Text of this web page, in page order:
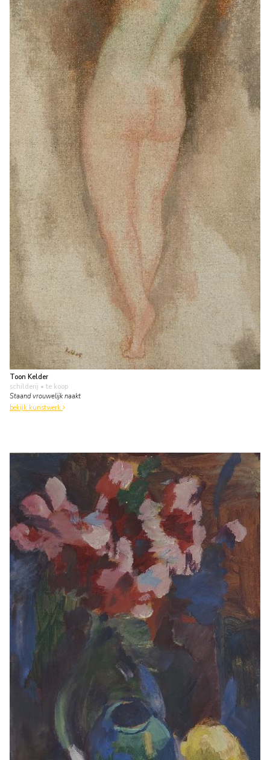
Toon Kelder
schilderij • te koop
Staand vrouwelijk naakt
bekijk kunstwerk